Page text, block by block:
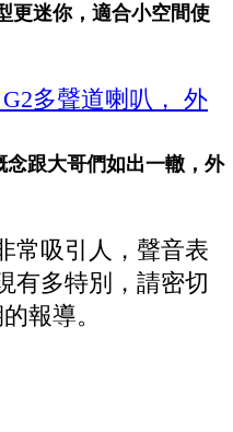
更迷你，適合小空間使
跟大哥們如出一轍，外
常吸引人，聲音表
有多特別，請密切
報導。